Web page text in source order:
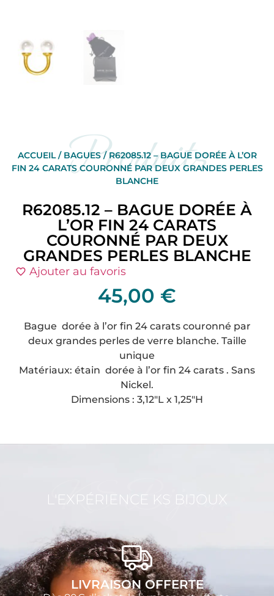
Produits
ACCUEIL/ BAGUES/ R62085.12 – BAGUE DORÉE À L’OR
FIN 24 CARATS COURONNÉ PAR DEUX GRANDES PERLES
BLANCHE
R62085.12 – BAGUE DORÉE À
L’OR FIN 24 CARATS
COURONNÉ PAR DEUX
GRANDES PERLES BLANCHE
Ajouter au favoris
45,00 €
Bague dorée à l’or fin 24 carats couronné par
deux grandes perles de verre blanche. Taille
unique
Matériaux: étain dorée à l’or fin 24 carats . Sans
Nickel.
Dimensions : 3,12″L x 1,25″H
KS Bijoux
L'EXPÉRIENCE KS BIJOUX
LIVRAISON OFFERTE